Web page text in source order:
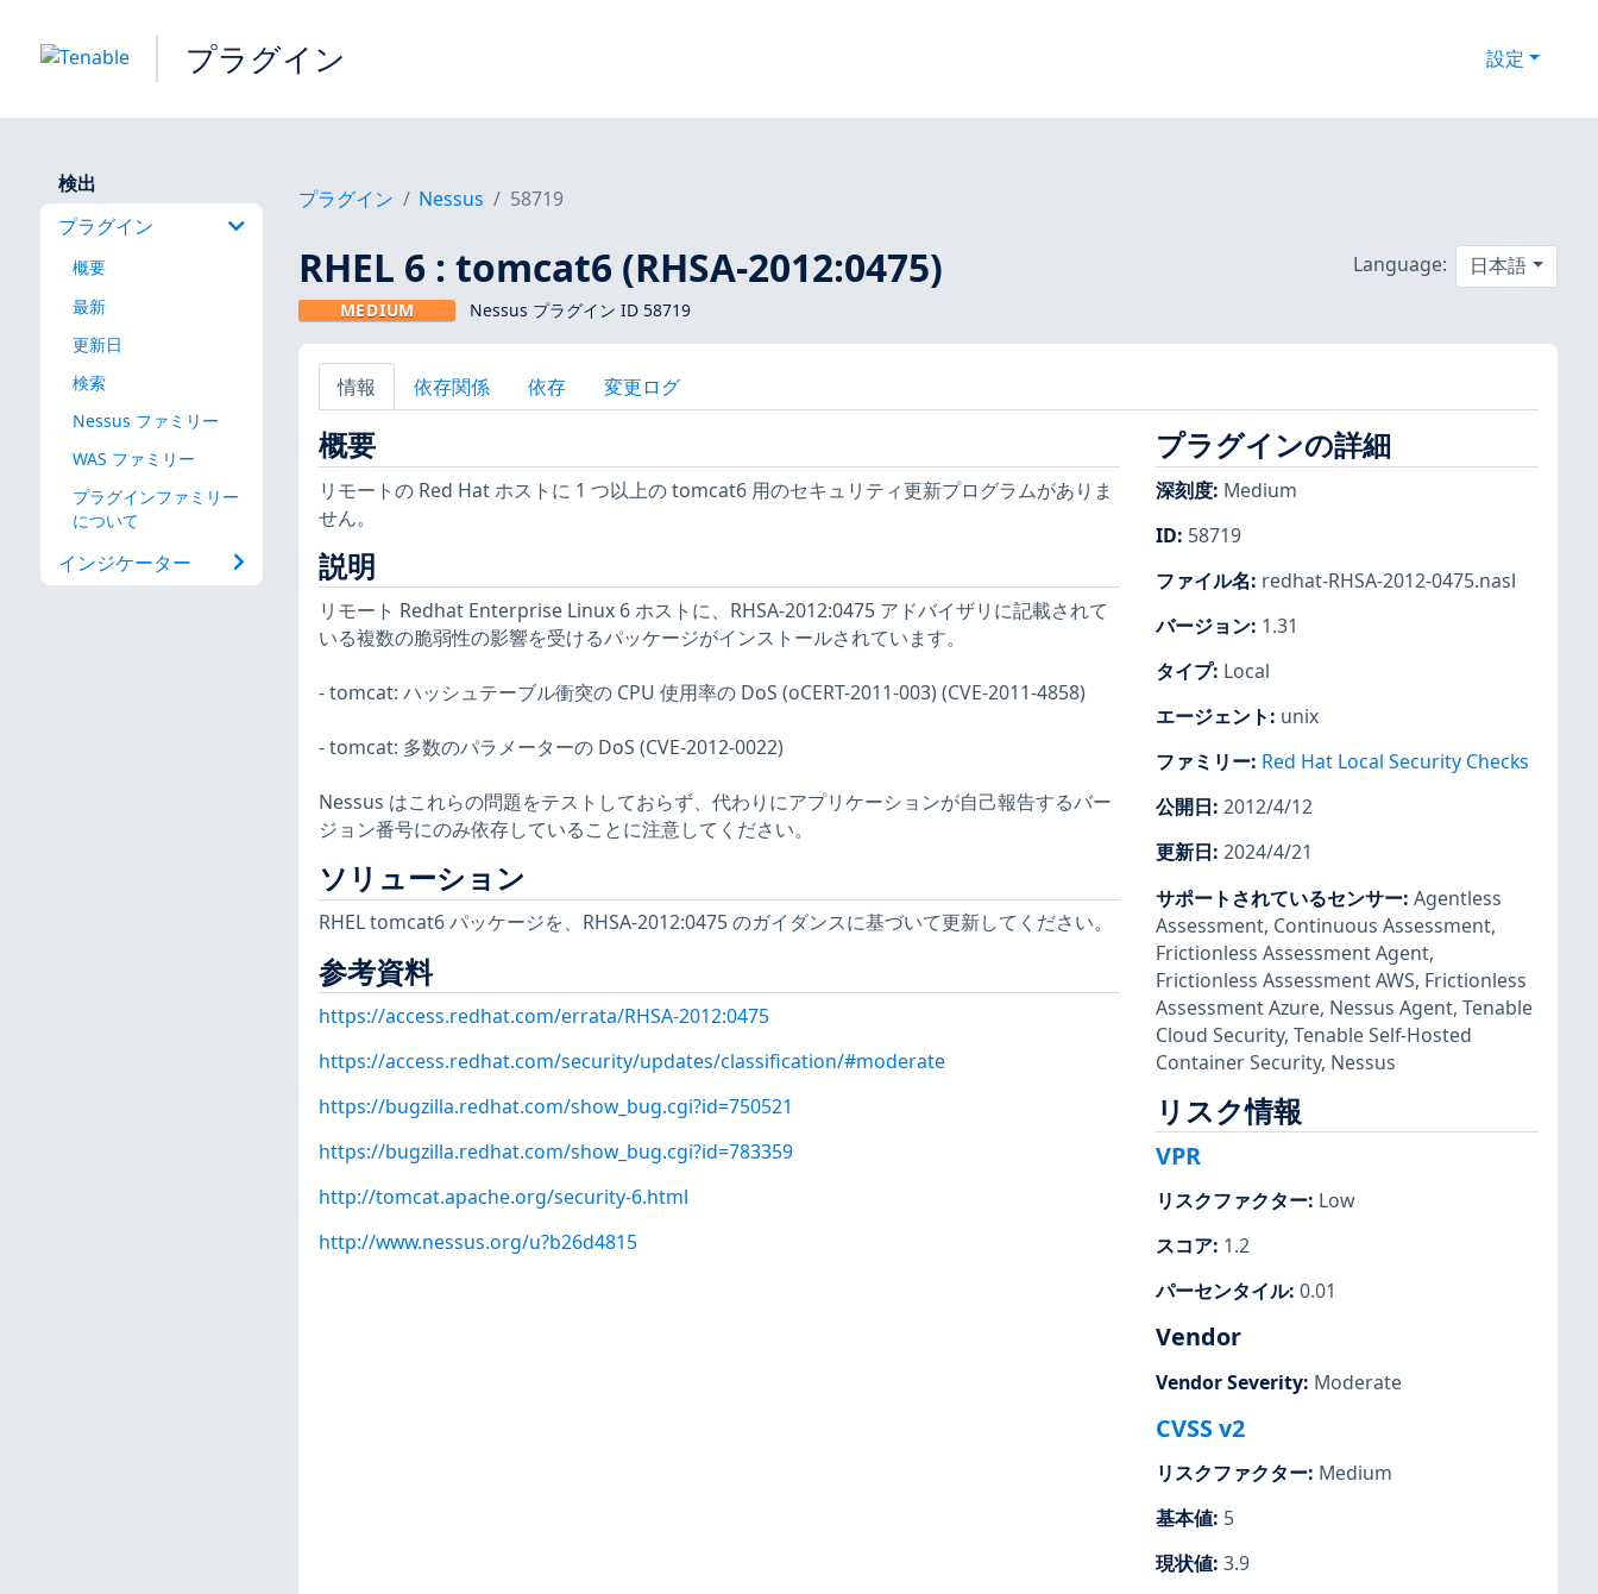
プラグイン 設定
検出
プラグイン
概要
最新
更新日
検索
Nessus ファミリー
WAS ファミリー
プラグインファミリー
について
インジケーター
プラグイン Nessus 58719
RHEL 6 : tomcat6 (RHSA-2012:0475)
MEDIUM Nessus プラグイン ID 58719
Language: 日本語
情報 依存関係 依存 変更ログ
概要
リモートの Red Hat ホストに 1 つ以上の tomcat6 用のセキュリティ更新プログラムがありま
せん。
説明
リモート Redhat Enterprise Linux 6 ホストに、RHSA-2012:0475 アドバイザリに記載されて
いる複数の脆弱性の影響を受けるパッケージがインストールされています。
- tomcat: ハッシュテーブル衝突の CPU 使用率の DoS (oCERT-2011-003) (CVE-2011-4858)
- tomcat: 多数のパラメーターの DoS (CVE-2012-0022)
Nessus はこれらの問題をテストしておらず、代わりにアプリケーションが自己報告するバー
ジョン番号にのみ依存していることに注意してください。
ソリューション
RHEL tomcat6 パッケージを、RHSA-2012:0475 のガイダンスに基づいて更新してください。
参考資料
https://access.redhat.com/errata/RHSA-2012:0475
https://access.redhat.com/security/updates/classification/#moderate
https://bugzilla.redhat.com/show_bug.cgi?id=750521
https://bugzilla.redhat.com/show_bug.cgi?id=783359
http://tomcat.apache.org/security-6.html
http://www.nessus.org/u?b26d4815
プラグインの詳細
深刻度: Medium
ID: 58719
ファイル名: redhat-RHSA-2012-0475.nasl
バージョン: 1.31
タイプ: Local
エージェント: unix
ファミリー: Red Hat Local Security Checks
公開日: 2012/4/12
更新日: 2024/4/21
サポートされているセンサー: Agentless
Assessment, Continuous Assessment,
Frictionless Assessment Agent,
Frictionless Assessment AWS, Frictionless
Assessment Azure, Nessus Agent, Tenable
Cloud Security, Tenable Self-Hosted
Container Security, Nessus
リスク情報
VPR
リスクファクター: Low
スコア: 1.2
パーセンタイル: 0.01
Vendor
Vendor Severity: Moderate
CVSS v2
リスクファクター: Medium
基本値: 5
現状値: 3.9